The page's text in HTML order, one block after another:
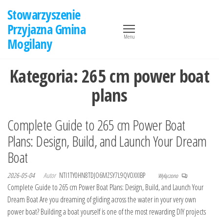
treści
Stowarzyszenie
Przyjazna Gmina
Mogilany
Menu
Kategoria: 265 cm power boat
plans
Complete Guide to 265 cm Power Boat
Plans: Design, Build, and Launch Your Dream
Boat
2026-05-04 Autor NTI1TY0HN8TDJO6MZSY7L9QVOXXIBP Wyłączono
Complete Guide to 265 cm Power Boat Plans: Design, Build, and Launch Your
Dream Boat Are you dreaming of gliding across the water in your very own
power boat? Building a boat yourself is one of the most rewarding DIY projects